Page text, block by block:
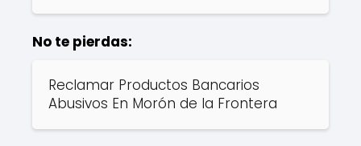
No te pierdas:
Reclamar Productos Bancarios
Abusivos En Morón de la Frontera